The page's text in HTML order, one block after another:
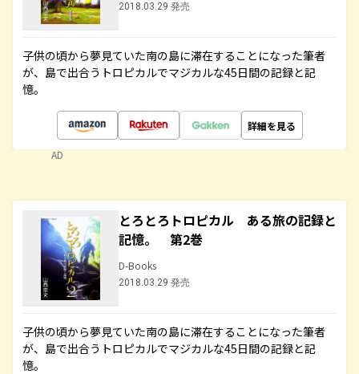
2018.03.29 発売
子供の頃から夢見ていた南の島に滞在することになった筆者
が、島で出合うトロピカルでマジカルな45日間の記録と記
憶。
詳細を見る
AD
とろとろトロピカル ある旅の記録と
記憶。 第2巻
D-Books
2018.03.29 発売
子供の頃から夢見ていた南の島に滞在することになった筆者
が、島で出合うトロピカルでマジカルな45日間の記録と記
憶。